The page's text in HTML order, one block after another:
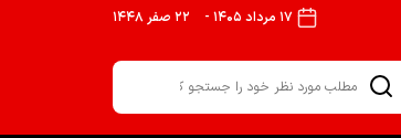
۱۷ مرداد ۱۴۰۵ - ۲۲ صفر ۱۴۴۸